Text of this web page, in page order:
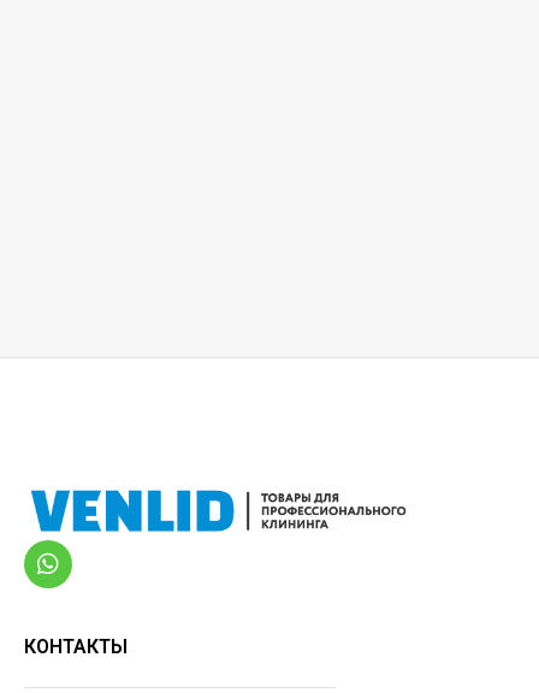
КОНТАКТЫ